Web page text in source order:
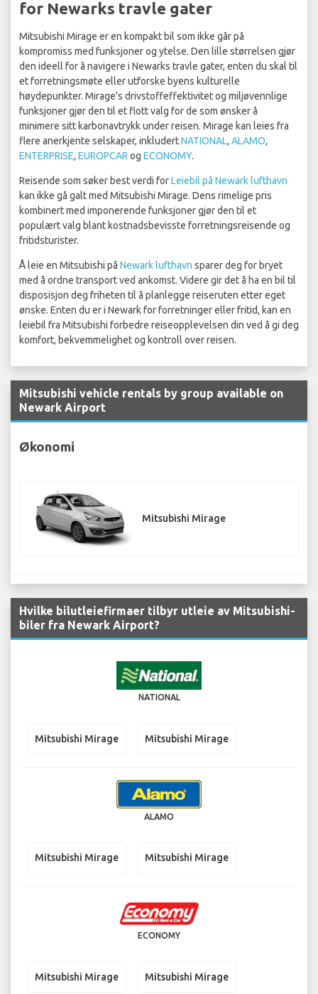
for Newarks travle gater
Mitsubishi Mirage er en kompakt bil som ikke går på
kompromiss med funksjoner og ytelse. Den lille størrelsen gjør
den ideell for å navigere i Newarks travle gater, enten du skal til
et forretningsmøte eller utforske byens kulturelle
høydepunkter. Mirage's drivstoffeffektivitet og miljøvennlige
funksjoner gjør den til et flott valg for de som ønsker å
minimere sitt karbonavtrykk under reisen. Mirage kan leies fra
flere anerkjente selskaper, inkludertNATIONAL, ALAMO,
ENTERPRISE, EUROPCAR og ECONOMY.
Reisende som søker best verdi forLeiebil på Newark lufthavn
kan ikke gå galt med Mitsubishi Mirage. Dens rimelige pris
kombinert med imponerende funksjoner gjør den til et
populært valg blant kostnadsbevisste forretningsreisende og
fritidsturister.
Å leie en Mitsubishi på Newark lufthavn sparer deg for bryet
med å ordne transport ved ankomst. Videre gir det å ha en bil til
disposisjon deg friheten til å planlegge reiseruten etter eget
ønske. Enten du er i Newark for forretninger eller fritid, kan en
leiebil fra Mitsubishi forbedre reiseopplevelsen din ved å gi deg
komfort, bekvemmelighet og kontroll over reisen.
Mitsubishi vehicle rentals by group available on
Newark Airport
Økonomi
Mitsubishi Mirage
Hvilke bilutleiefirmaer tilbyr utleie av Mitsubishi-
biler fra Newark Airport?
NATIONAL
Mitsubishi Mirage Mitsubishi Mirage
ALAMO
Mitsubishi Mirage Mitsubishi Mirage
ECONOMY
Mitsubishi Mirage Mitsubishi Mirage